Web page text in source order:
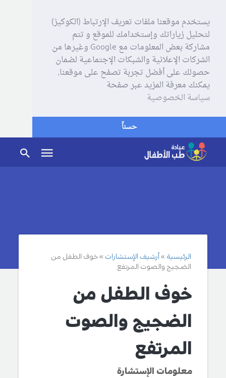
يستخدم موقعنا ملفات تعريف الإرتباط (الكوكيز)
لتحليل زياراتك وإستخدامك للموقع و تتم
مشاركة بعض المعلومات مع Google وغيرها من
الشركات الإعلانية والشبكات الإجتماعية لضمان
حصولك على أفضل تجربة تصفح على موقعنا,
يمكنك معرفة المزيد عبر صفحة
سياسة الخصوصية
حسناً
الرئيسية أرشيف الإستشارات
خوف الطفل من
الضجيج والصوت المرتفع
خوف الطفل من
الضجيج والصوت
المرتفع
معلومات الإستشارة